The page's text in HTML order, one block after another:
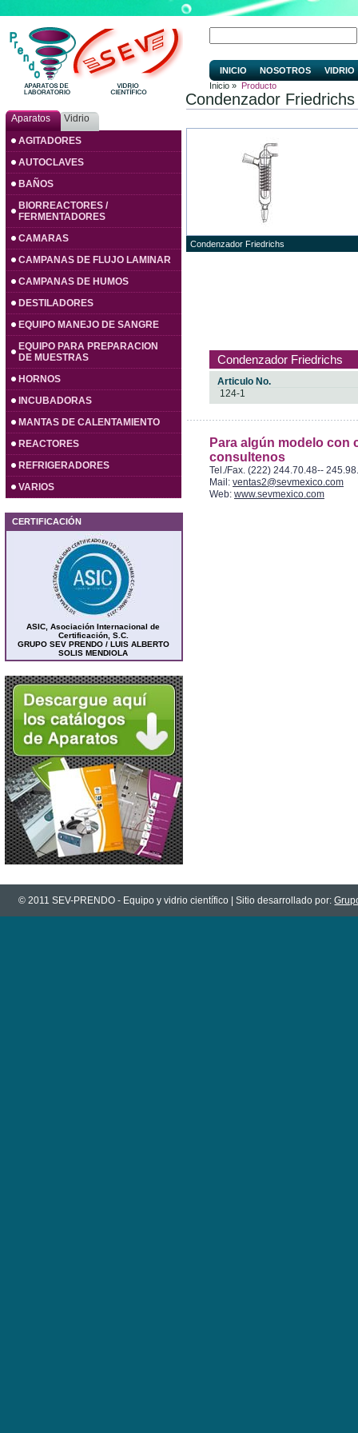
Aparatos
Vidrio
AGITADORES
AUTOCLAVES
BAÑOS
BIORREACTORES /
FERMENTADORES
CAMARAS
CAMPANAS DE FLUJO LAMINAR
CAMPANAS DE HUMOS
DESTILADORES
EQUIPO MANEJO DE SANGRE
EQUIPO PARA PREPARACION
DE MUESTRAS
HORNOS
INCUBADORAS
MANTAS DE CALENTAMIENTO
REACTORES
REFRIGERADORES
VARIOS
CERTIFICACIÓN
ASIC, Asociación Internacional de
Certificación, S.C.
GRUPO SEV PRENDO / LUIS ALBERTO
SOLIS MENDIOLA
INICIO NOSOTROS
VIDRIO
Inicio » Producto
Condenzador Friedrichs
Condenzador Friedrichs
Condenzador Friedrichs
Articulo No.
124-1
Para algún modelo con
consultenos
Tel./Fax. (222) 244.70.48--
Mail: ventas2@sevmexico.com
Web: www.sevmexico.com
© 2011 SEV-PRENDO - Equipo y vidrio científico | Sitio desarrollado por: